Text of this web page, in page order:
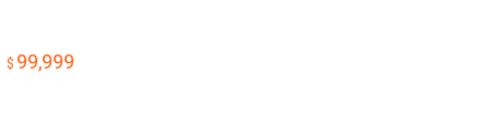
99,999